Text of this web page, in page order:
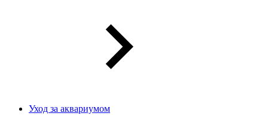
Уход за аквариумом